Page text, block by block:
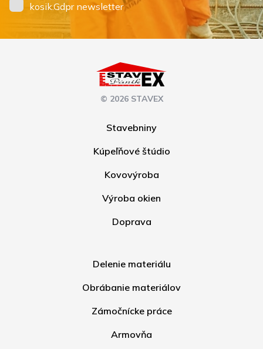
kosik.Gdpr newsletter
© 2026 STAVEX
Stavebniny
Kúpeľňové štúdio
Kovovýroba
Výroba okien
Doprava
Delenie materiálu
Obrábanie materiálov
Zámočnícke práce
Armovňa